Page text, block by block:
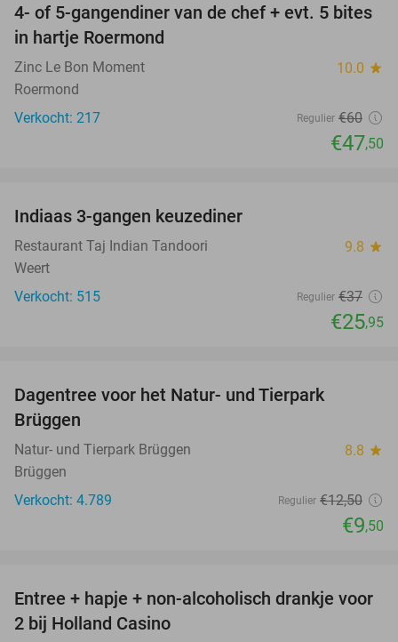
21%
4- of 5-gangendiner van de chef + evt. 5 bites
in hartje Roermond
Zinc Le Bon Moment 10.0 star
Roermond
Verkocht: 217
Regulier €60
€47,50
Indiaas 3-gangen keuzediner
Restaurant Taj Indian Tandoori 9.8 star
Weert
Verkocht: 515
Regulier €37
€25,95
Dagentree voor het Natur- und Tierpark
Brüggen
Natur- und Tierpark Brüggen 8.8 star
Brüggen
Verkocht: 4.789
Regulier €12,50
€9,50
52%
Entree + hapje + non-alcoholisch drankje voor
2 bij Holland Casino